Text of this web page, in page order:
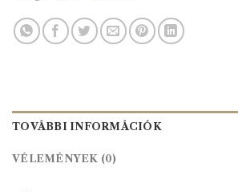
TOVÁBBI INFORMÁCIÓK
VÉLEMÉNYEK (0)